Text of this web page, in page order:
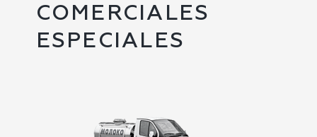
COMERCIALES
ESPECIALES